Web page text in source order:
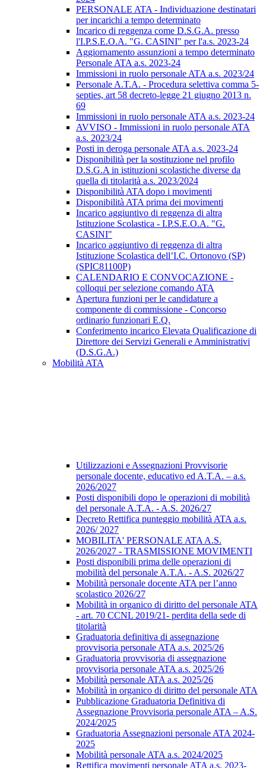
PERSONALE ATA - Individuazione destinatari
per incarichi a tempo determinato
Incarico di reggenza come D.S.G.A. presso
l'I.P.S.E.O.A. "G. CASINI" per l'a.s. 2023-24
Aggiornamento assunzioni a tempo determinato
Personale ATA a.s. 2023-24
Immissioni in ruolo personale ATA a.s. 2023/24
Personale A.T.A. - Procedura selettiva comma 5-
septies, art 58 decreto-legge 21 giugno 2013 n.
69
Immissioni in ruolo personale ATA a.s. 2023-24
AVVISO - Immissioni in ruolo personale ATA
a.s. 2023/24
Posti in deroga personale ATA a.s. 2023-24
Disponibilità per la sostituzione nel profilo
D.S.G.A in istituzioni scolastiche diverse da
quella di titolarità a.s. 2023/2024
Disponibilità ATA dopo i movimenti
Disponibilità ATA prima dei movimenti
Incarico aggiuntivo di reggenza di altra
Istituzione Scolastica - I.P.S.E.O.A. "G.
CASINI"
Incarico aggiuntivo di reggenza di altra
Istituzione Scolastica dell’I.C. Ortonovo (SP)
(SPIC81100P)
CALENDARIO E CONVOCAZIONE -
colloqui per selezione comando ATA
Apertura funzioni per le candidature a
componente di commissione - Concorso
ordinario funzionari E.Q.
Conferimento incarico Elevata Qualificazione di
Direttore dei Servizi Generali e Amministrativi
(D.S.G.A.)
Mobilità ATA
Utilizzazioni e Assegnazioni Provvisorie
personale docente, educativo ed A.T.A. – a.s.
2026/2027
Posti disponibili dopo le operazioni di mobilità
del personale A.T.A. - A.S. 2026/27
Decreto Rettifica punteggio mobilità ATA a.s.
2026/ 2027
MOBILITA' PERSONALE ATA A.S.
2026/2027 - TRASMISSIONE MOVIMENTI
Posti disponibili prima delle operazioni di
mobilità del personale A.T.A. - A.S. 2026/27
Mobilità personale docente ATA per l’anno
scolastico 2026/27
Mobilità in organico di diritto del personale ATA
- art. 70 CCNL 2019/21- perdita della sede di
titolarità
Graduatoria definitiva di assegnazione
provvisoria personale ATA a.s. 2025/26
Graduatoria provvisoria di assegnazione
provvisoria personale ATA a.s. 2025/26
Mobilità personale ATA a.s. 2025/26
Mobilità in organico di diritto del personale ATA
Pubblicazione Graduatoria Definitiva di
Assegnazione Provvisoria personale ATA – A.S.
2024/2025
Graduatoria Assegnazioni personale ATA 2024-
2025
Mobilità personale ATA a.s. 2024/2025
Rettifica movimenti personale ATA a.s. 2023-